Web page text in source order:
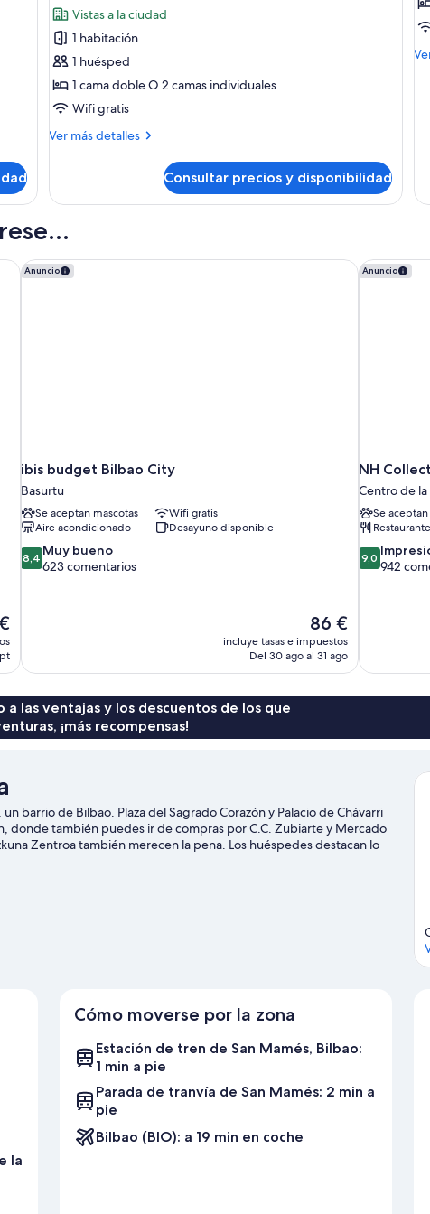
fotos
de
Habitación
doble
de
uso
individual
Vistas a la ciudad
1 habitación
1 huésped
1 cama doble O 2 camas individuales
Wifi gratis
Ver más detalles
Más
doble
uso
Consultar precios y disponibilidad
Anuncio
ibis budget Bilbao City
Basurtu
Se aceptan mascotas
Wifi gratis
Aire acondicionado
Desayuno disponible
8.4
sobre
8,4 Muy bueno
623 comentarios
El
precio
actual
86 €
86 €
incluye tasas e impuestos
Del 30 ago al 31 ago
ibis budget Bilbao City Anuncio
NH
Centro de
Se
Restaurante
9.0
sobre
9,0
942
NH
a las ventajas y los descuentos de los que
¡más recompensas!
barrio de Bilbao. Plaza del Sagrado Corazón y Palacio de Chávarri
donde también puedes ir de compras por C.C. Zubiarte y Mercado
Zentroa también merecen la pena. Los huéspedes destacan lo
la Parada de tranvía de San Mamés se encuentra a pocos
la
Cómo moverse por la zona
Estación de tren de San Mamés, Bilbao:
1 min a pie
Parada de tranvía de San Mamés: 2 min a
pie
Bilbao (BIO): a 19 min en coche